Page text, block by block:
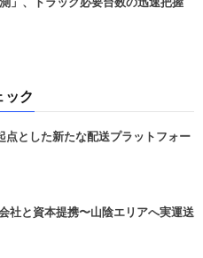
ック
とした新たな配送プラットフォー
と資本提携〜山陰エリアへ実運送